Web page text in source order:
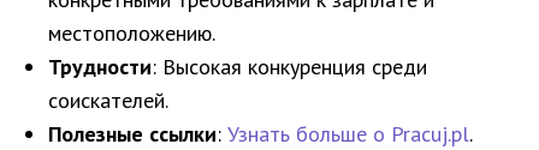
местоположению.
Трудности: Высокая конкуренция среди
соискателей.
Полезные ссылки: Узнать больше о Pracuj.pl.